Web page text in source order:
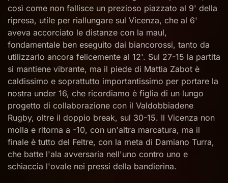
così come non fallisce un prezioso piazzato al 9' della
ripresa, utile per riallungare sul Vicenza, che al 6'
aveva accorciato le distanze con la maul,
fondamentale ben eseguito dai biancorossi, tanto da
utilizzarlo ancora felicemente al 12'. Sul 27-15 la partita
si mantiene vibrante, ma il piede di Mattia Zabot è
caldissimo e soprattutto importantissimo per portare la
nostra under 16, che ricordiamo è figlia di un lungo
progetto di collaborazione con il Valdobbiadene
Rugby, oltre il doppio break, sul 30-15. Il Vicenza non
molla e ritorna a -10, con un'altra marcatura, ma il
finale è tutto del Feltre, con la meta di Damiano Turra,
che batte l'ala avversaria nell'uno contro uno e
schiaccia l'ovale nei pressi della bandierina.